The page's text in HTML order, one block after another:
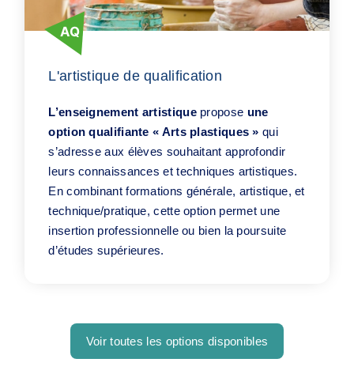
L'artistique de qualification
L’enseignement artistiquepropose une
option qualifiante « Arts plastiques » qui
s’adresse aux élèves souhaitant approfondir
leurs connaissances et techniques artistiques.
En combinant formations générale, artistique, et
technique/pratique, cette option permet une
insertion professionnelle ou bien la poursuite
d’études supérieures.
Voir toutes les options disponibles